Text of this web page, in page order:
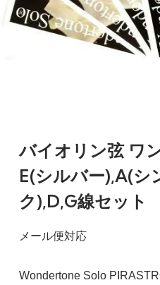
バイオリン弦 ワ
E(シルバー),A(シ
ク),D,G線セット
メール便対応
Wondertone Solo